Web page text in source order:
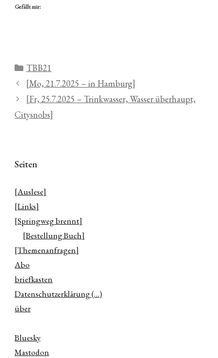
Gefällt mir:
Kategorien
TBB21
[Mo, 21.7.2025 – in Hamburg]
[Fr, 25.7.2025 – Trinkwasser, Wasser überhaupt,
Citysnobs]
Seiten
[Auslese]
[Links]
[Springweg brennt]
[Bestellung Buch]
[Themenanfragen]
Abo
briefkasten
Datenschutzerklärung (…)
über
Bluesky
Mastodon